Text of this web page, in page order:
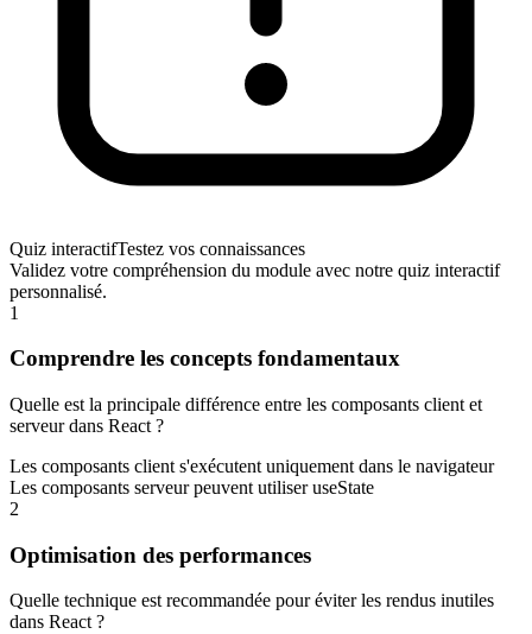
Quiz interactifTestez vos connaissances
Validez votre compréhension du module avec notre quiz interactif
personnalisé.
1
Comprendre les concepts fondamentaux
Quelle est la principale différence entre les composants client et
serveur dans React ?
Les composants client s'exécutent uniquement dans le navigateur
Les composants serveur peuvent utiliser useState
2
Optimisation des performances
Quelle technique est recommandée pour éviter les rendus inutiles
dans React ?